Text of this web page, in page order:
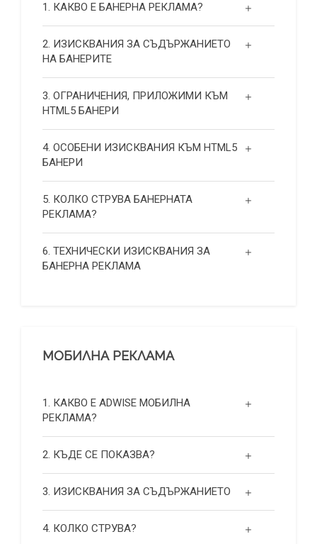
1. КАКВО Е БАНЕРНА РЕКЛАМА?
2. ИЗИСКВАНИЯ ЗА СЪДЪРЖАНИЕТО
НА БАНЕРИТЕ
3. ОГРАНИЧЕНИЯ, ПРИЛОЖИМИ КЪМ
HTML5 БАНЕРИ
4. ОСОБЕНИ ИЗИСКВАНИЯ КЪМ HTML5
БАНЕРИ
5. КОЛКО СТРУВА БАНЕРНАТА
РЕКЛАМА?
6. ТЕХНИЧЕСКИ ИЗИСКВАНИЯ ЗА
БАНЕРНА РЕКЛАМА
МОБИЛНА РЕКЛАМА
1. КАКВО Е ADWISE МОБИЛНА
РЕКЛАМА?
2. КЪДЕ СЕ ПОКАЗВА?
3. ИЗИСКВАНИЯ ЗА СЪДЪРЖАНИЕТО
4. КОЛКО СТРУВА?